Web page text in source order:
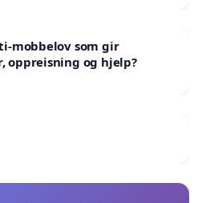
mobbelov som gir
oppreisning og hjelp?